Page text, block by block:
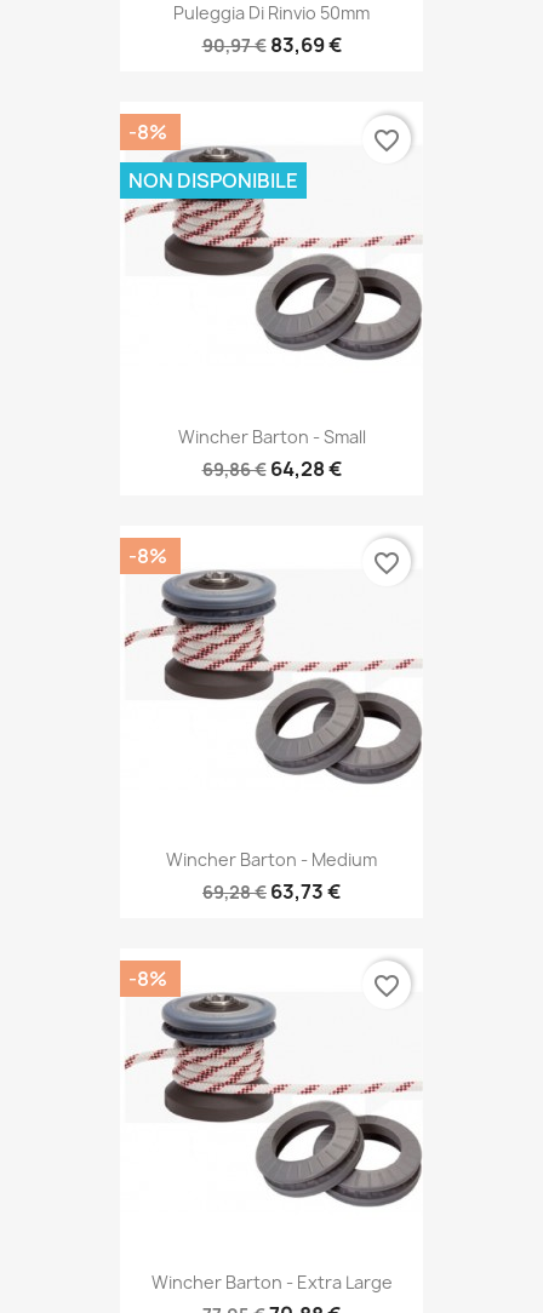
Puleggia Di Rinvio 50mm
90,97 € 83,69 €
Wincher Barton - Small
69,86 € 64,28 €
-8%
NON DISPONIBILE
favorite_border
Wincher Barton - Medium
69,28 € 63,73 €
-8% favorite_border
Wincher Barton - Extra Large
-8% favorite_border